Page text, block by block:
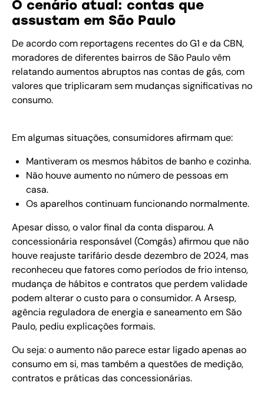
O cenário atual: contas que
assustam em São Paulo
De acordo com reportagens recentes do G1 e da CBN,
moradores de diferentes bairros de São Paulo vêm
relatando aumentos abruptos nas contas de gás, com
valores que triplicaram sem mudanças significativas no
consumo.
Em algumas situações, consumidores afirmam que:
Mantiveram os mesmos hábitos de banho e cozinha.
Não houve aumento no número de pessoas em
casa.
Os aparelhos continuam funcionando normalmente.
Apesar disso, o valor final da conta disparou. A
concessionária responsável (Comgás) afirmou que não
houve reajuste tarifário desde dezembro de 2024, mas
reconheceu que fatores como períodos de frio intenso,
mudança de hábitos e contratos que perdem validade
podem alterar o custo para o consumidor. A Arsesp,
agência reguladora de energia e saneamento em São
Paulo, pediu explicações formais.
Ou seja: o aumento não parece estar ligado apenas ao
consumo em si, mas também a questões de medição,
contratos e práticas das concessionárias.